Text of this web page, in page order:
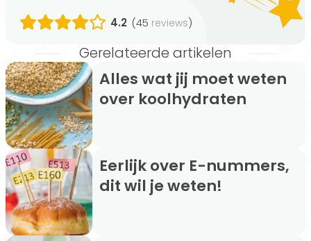
4.2 (45 reviews)
Gerelateerde artikelen
Alles wat jij moet weten
over koolhydraten
Eerlijk over E-nummers,
dit wil je weten!